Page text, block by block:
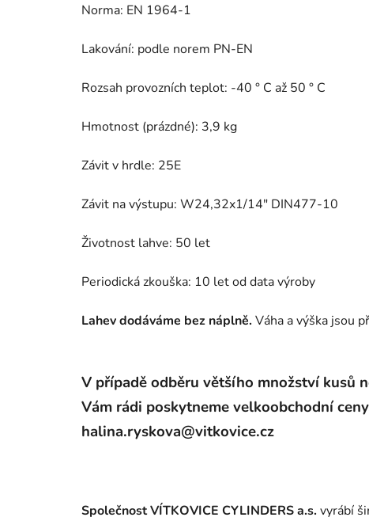
Norma: EN 1964-1
Lakování: podle norem PN-EN
Rozsah provozních teplot: -40 ° C až 50 ° C
Hmotnost (prázdné): 3,9 kg
Závit v hrdle: 25E
Závit na výstupu: W24,32x1/14" DIN477-10
Životnost lahve: 50 let
Periodická zkouška: 10 let od data výroby
Lahev dodáváme bez náplně. Váha a výška jsou
V případě odběru většího množství kusů
Vám rádi poskytneme velkoobchodní
halina.ryskova@vitkovice.cz
Společnost VÍTKOVICE CYLINDERS a.s. vyrábí